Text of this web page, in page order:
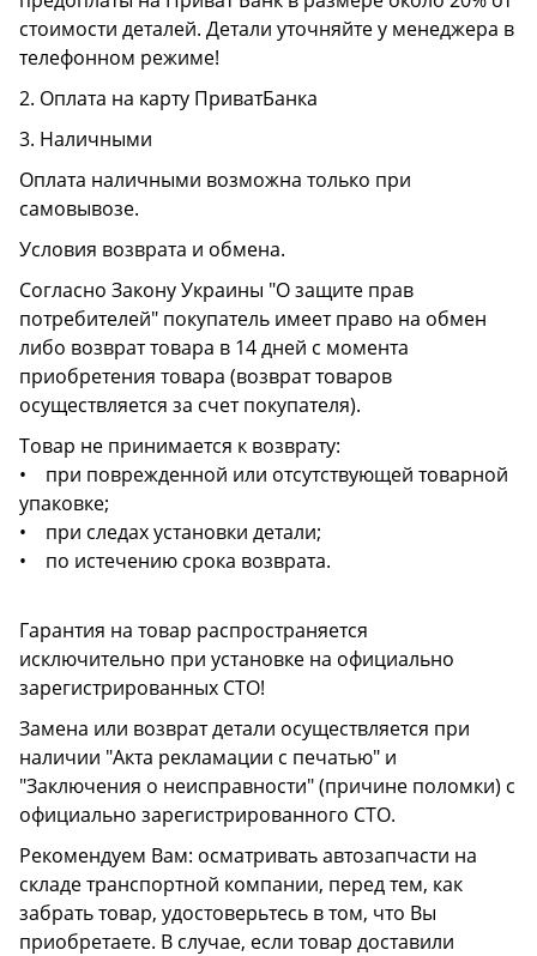
стоимости деталей. Детали уточняйте у менеджера в
телефонном режиме!
2. Оплата на карту ПриватБанка
3. Наличными
Оплата наличными возможна только при
самовывозе.
Условия возврата и обмена.
Согласно Закону Украины "О защите прав
потребителей" покупатель имеет право на обмен
либо возврат товара в 14 дней с момента
приобретения товара (возврат товаров
осуществляется за счет покупателя).
Товар не принимается к возврату:
• при поврежденной или отсутствующей товарной
упаковке;
• при следах установки детали;
• по истечению срока возврата.
Гарантия на товар распространяется
исключительно при установке на официально
зарегистрированных СТО!
Замена или возврат детали осуществляется при
наличии "Акта рекламации с печатью" и
"Заключения о неисправности" (причине поломки) с
официально зарегистрированного СТО.
Рекомендуем Вам: осматривать автозапчасти на
складе транспортной компании, перед тем, как
забрать товар, удостоверьтесь в том, что Вы
приобретаете. В случае, если товар доставили